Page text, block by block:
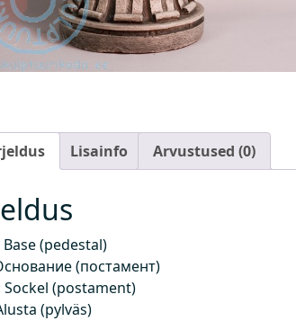
Lisainfo Arvustused (0)
(pedestal)
(постамент)
Sockel (postament)
(pylväs)